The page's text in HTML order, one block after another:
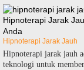
Hipnoterapi Jarak
Anda
Hipnoterapi Jarak Jauh
Hipnoterapi jarak jauh
teknologi untuk